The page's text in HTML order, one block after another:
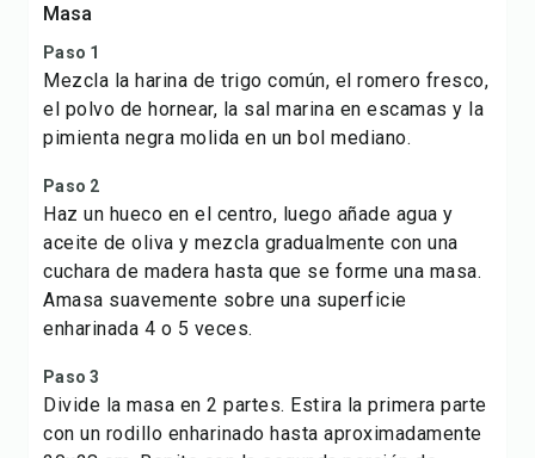
Masa
Paso 1
Mezcla la harina de trigo común, el romero fresco,
el polvo de hornear, la sal marina en escamas y la
pimienta negra molida en un bol mediano.
Paso 2
Haz un hueco en el centro, luego añade agua y
aceite de oliva y mezcla gradualmente con una
cuchara de madera hasta que se forme una masa.
Amasa suavemente sobre una superficie
enharinada 4 o 5 veces.
Paso 3
Divide la masa en 2 partes. Estira la primera parte
con un rodillo enharinado hasta aproximadamente